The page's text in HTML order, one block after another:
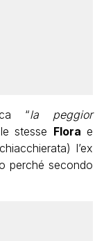
“la peggior
stesse Flora e
l’ex
perché secondo